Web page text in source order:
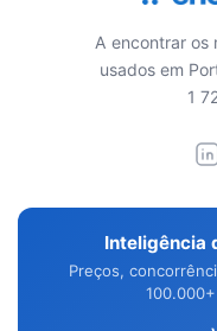
A encontrar os
usados em
1
Inteligência
Preços,